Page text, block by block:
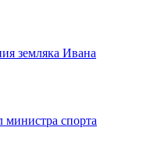
земляка Ивана
министра спорта